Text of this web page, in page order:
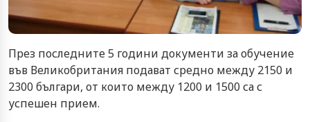
През последните 5 години документи за обучение
във Великобритания подават средно между 2150 и
2300 българи, от които между 1200 и 1500 са с
успешен прием.